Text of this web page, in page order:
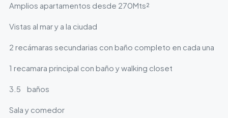
Amplios apartamentos desde 270Mts²
Vistas al mar y a la ciudad
2 recámaras secundarias con baño completo en cada una
1 recamara principal con baño y walking closet
3.5 baños
Sala y comedor